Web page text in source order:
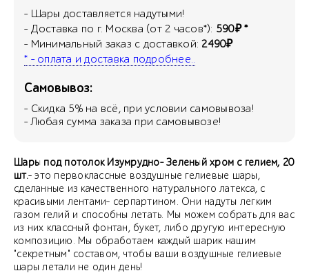
- Шары доставляется надутыми!
- Доставка по г. Москва (от 2 часов*): 590₽ *
- Минимальный заказ с доставкой:2490₽
* - оплата и доставка подробнее..
Самовывоз:
- Скидка 5% на всё, при условии самовывоза!
- Любая сумма заказа при самовывозе!
Шары под потолок Изумрудно- Зеленый хром с гелием, 20
шт.- это первоклассные воздушные гелиевые шары,
сделанные из качественного натурального латекса, с
красивыми лентами- серпартином. Они надуты легким
газом гелий и способны летать. Мы можем собрать для вас
из них классный фонтан, букет, либо другую интересную
композицию. Мы обработаем каждый шарик нашим
"секретным" составом, чтобы ваши воздушные гелиевые
шары летали не один день!